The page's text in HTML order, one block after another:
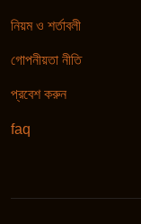
নিয়ম ও শর্তাবলী
গোপনীয়তা নীতি
প্রবেশ করুন
faq